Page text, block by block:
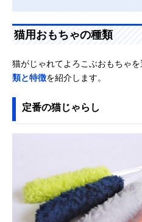
猫用おもちゃの種類
猫がじゃれてよろこぶおもちゃを
類と特徴を紹介します。
定番の猫じゃらし